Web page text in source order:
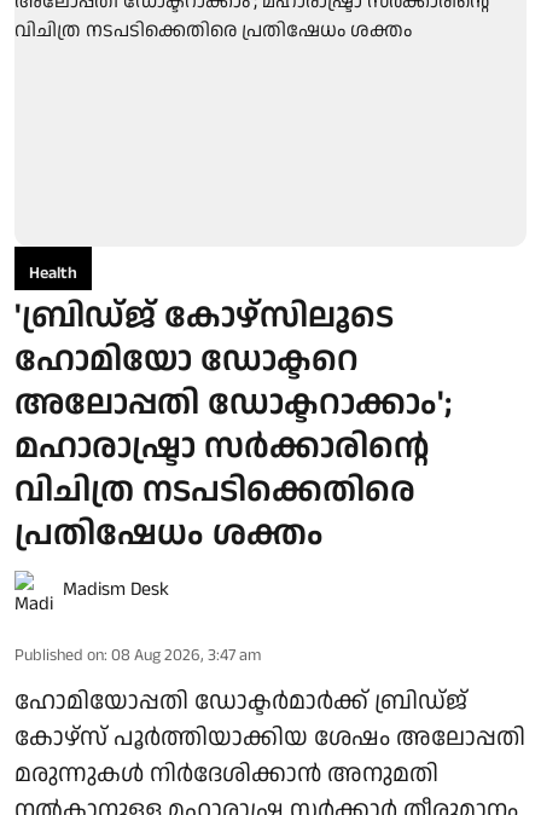
Health
'ബ്രിഡ്ജ് കോഴ്സിലൂടെ
ഹോമിയോ ഡോക്ടറെ
അലോപ്പതി ഡോക്ടറാക്കാം';
മഹാരാഷ്ട്രാ സര്‍ക്കാരിന്റെ
വിചിത്ര നടപടിക്കെതിരെ
പ്രതിഷേധം ശക്തം
Madism Desk
Published on: 08 Aug 2026, 3:47 am
ഹോമിയോപ്പതി ഡോക്ടർമാർക്ക് ബ്രിഡ്ജ്
കോഴ്‌സ് പൂർത്തിയാക്കിയ ശേഷം അലോപ്പതി
മരുന്നുകൾ നിർദേശിക്കാൻ അനുമതി